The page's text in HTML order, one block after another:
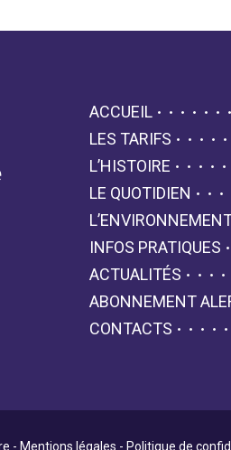
ACCUEIL
LES TARIFS
L’HISTOIRE
LE QUOTIDIEN
INFOS PRATIQUES
ACTUALITÉS
ABONNEMENT
CONTACTS
- Mentions légales - Politique de